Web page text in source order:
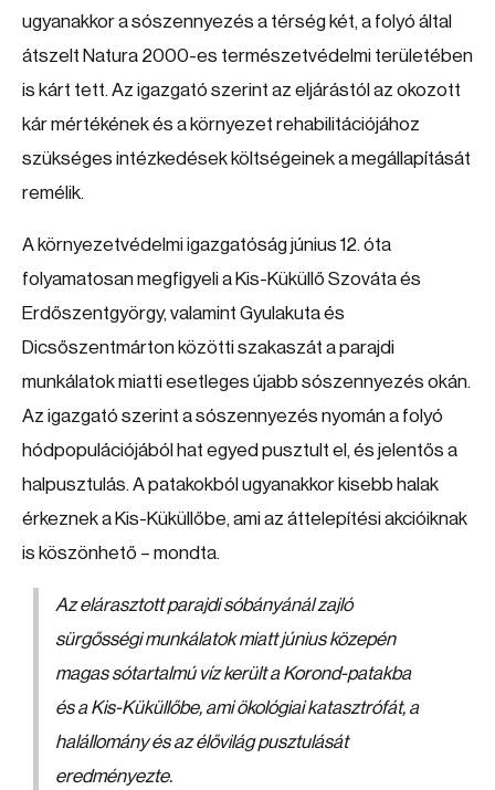
ugyanakkor a sószennyezés a térség két, a folyó által
átszelt Natura 2000-es természetvédelmi területében
is kárt tett. Az igazgató szerint az eljárástól az okozott
kár mértékének és a környezet rehabilitációjához
szükséges intézkedések költségeinek a megállapítását
remélik.
A környezetvédelmi igazgatóság június 12. óta
folyamatosan megfigyeli a Kis-Küküllő Szováta és
Erdőszentgyörgy, valamint Gyulakuta és
Dicsőszentmárton közötti szakaszát a parajdi
munkálatok miatti esetleges újabb sószennyezés okán.
Az igazgató szerint a sószennyezés nyomán a folyó
hódpopulációjából hat egyed pusztult el, és jelentős a
halpusztulás. A patakokból ugyanakkor kisebb halak
érkeznek a Kis-Küküllőbe, ami az áttelepítési akcióiknak
is köszönhető – mondta.
Az elárasztott parajdi sóbányánál zajló
sürgősségi munkálatok miatt június közepén
magas sótartalmú víz került a Korond-patakba
és a Kis-Küküllőbe, ami ökológiai katasztrófát, a
halállomány és az élővilág pusztulását
eredményezte.